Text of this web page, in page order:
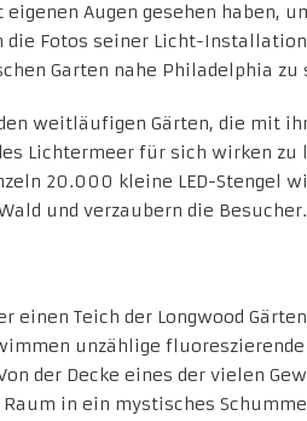
Augen gesehen haben,
Fotos seiner Licht-
Garten nahe Philadelphia zu
weitläufigen Gärten, die mit
Lichtermeer für sich wirken zu
20.000 kleine LED-Stengel
und verzaubern die Besucher.
einen Teich der Longwood
unzählige fluoreszierende
der Decke eines der vielen
in ein mystisches